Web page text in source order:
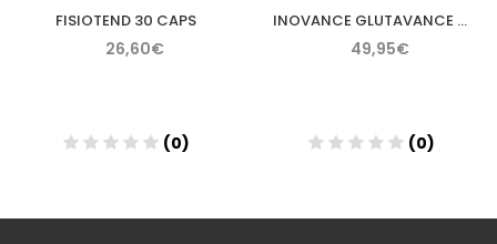
FISIOTEND 30 CAPS
26,60€
(0)
INOVANCE GLUTAVANCE 400GR
49,95€
(0)